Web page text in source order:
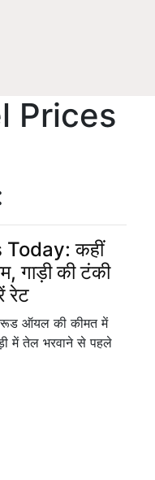
Prices
कहीं
गाड़ी की टंकी
रेट
ऑयल की कीमत में
में तेल भरवाने से पहले